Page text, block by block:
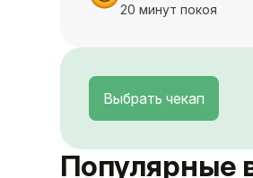
20 минут покоя
Выбрать чекап
Популярные